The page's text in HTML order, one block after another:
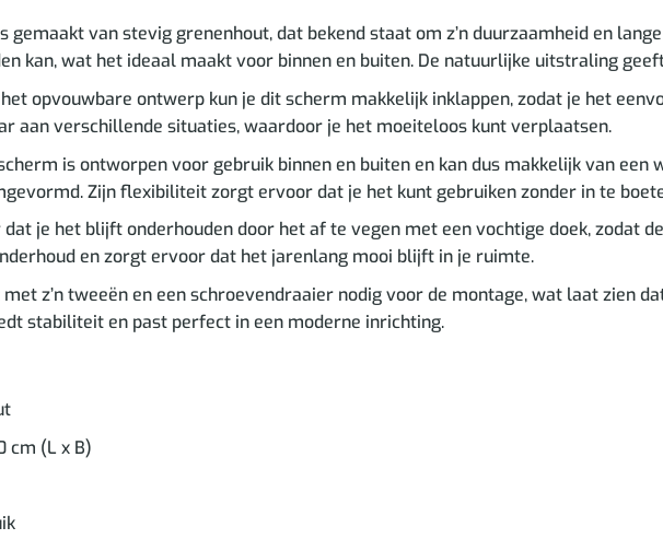
gemaakt van stevig grenenhout, dat bekend staat om z’n duurzaamheid en
kan, wat het ideaal maakt voor binnen en buiten. De natuurlijke uitstraling
opvouwbare ontwerp kun je dit scherm makkelijk inklappen, zodat je het
aan verschillende situaties, waardoor je het moeiteloos kunt verplaatsen.
is ontworpen voor gebruik binnen en buiten en kan dus makkelijk van een
Zijn flexibiliteit zorgt ervoor dat je het kunt gebruiken zonder in te
je het blijft onderhouden door het af te vegen met een vochtige doek, zodat
en zorgt ervoor dat het jarenlang mooi blijft in je ruimte.
met z’n tweeën en een schroevendraaier nodig voor de montage, wat laat zien
stabiliteit en past perfect in een moderne inrichting.
cm (L x B)